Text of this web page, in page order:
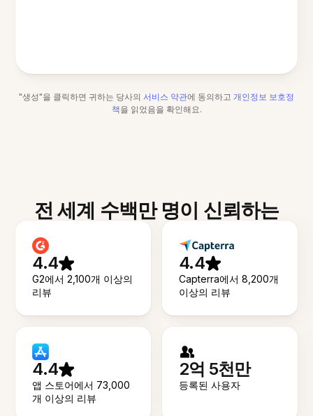
"생성"을 클릭하면 귀하는 당사의 서비스 약관에 동의하고 개인정보 보호정
책을 읽었음을 확인해요.
전 세계 수백만 명이 신뢰하는
4.4
G2에서 2,100개 이상의
리뷰
4.4
Capterra에서 8,200개
이상의 리뷰
4.4
앱 스토어에서 73,000
개 이상의 리뷰
2억 5천만
등록된 사용자